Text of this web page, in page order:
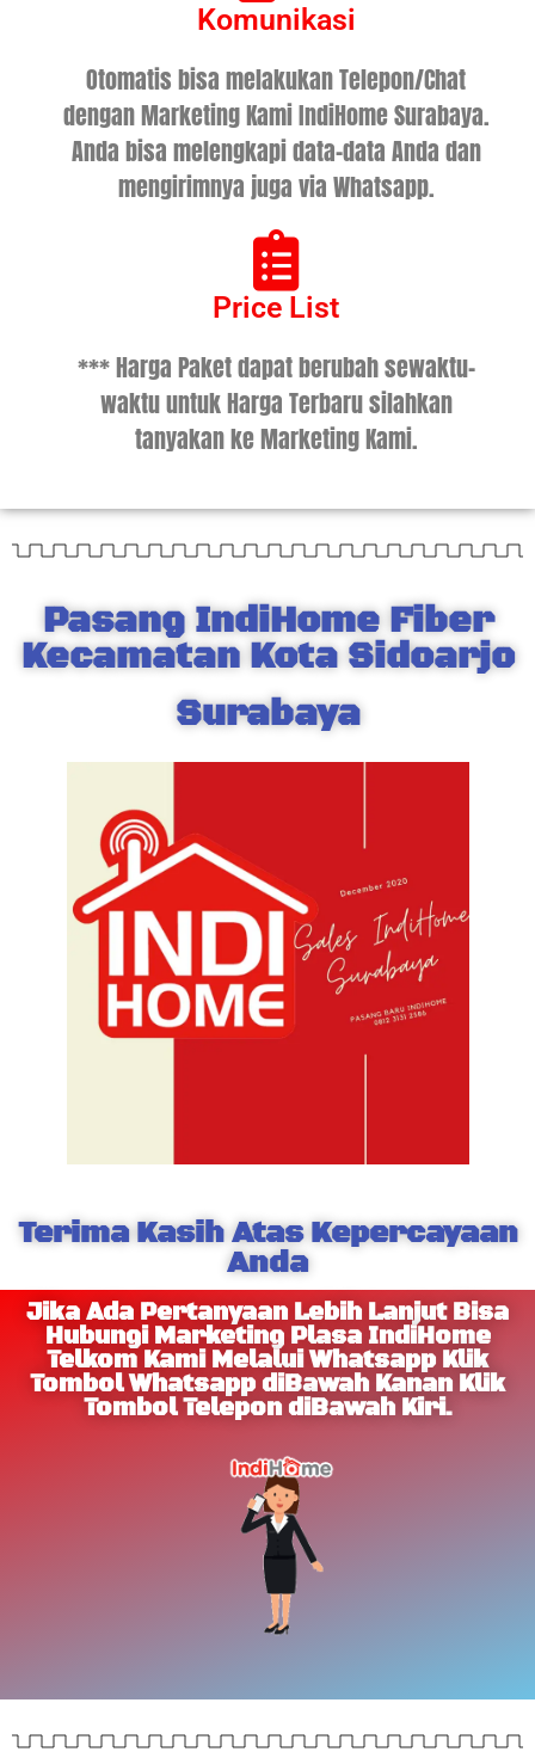
Komunikasi
Otomatis bisa melakukan Telepon/Chat
dengan Marketing Kami IndiHome Surabaya.
Anda bisa melengkapi data-data Anda dan
mengirimnya juga via Whatsapp.
Price List
*** Harga Paket dapat berubah sewaktu-
waktu untuk Harga Terbaru silahkan
tanyakan ke Marketing Kami.
Pasang IndiHome Fiber
Kecamatan Kota Sidoarjo
Surabaya
Terima Kasih Atas Kepercayaan
Anda
Jika Ada Pertanyaan Lebih Lanjut Bisa
Hubungi Marketing Plasa IndiHome
Telkom Kami Melalui Whatsapp Klik
Tombol Whatsapp diBawah Kanan Klik
Tombol Telepon diBawah Kiri.